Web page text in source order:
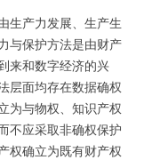
生产力发展、生产生
与保护方法是由财产
来和数字经济的兴
层面均存在数据确权
为与物权、知识产权
不应采取非确权保护
权确立为既有财产权